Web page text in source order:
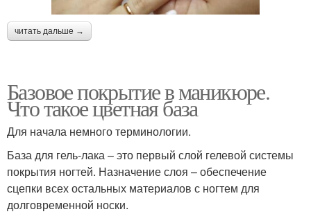
читать дальше →
Базовое покрытие в маникюре.
Что такое цветная база
Для начала немного терминологии.
База для гель-лака – это первый слой гелевой системы
покрытия ногтей. Назначение слоя – обеспечение
сцепки всех остальных материалов с ногтем для
долговременной носки.